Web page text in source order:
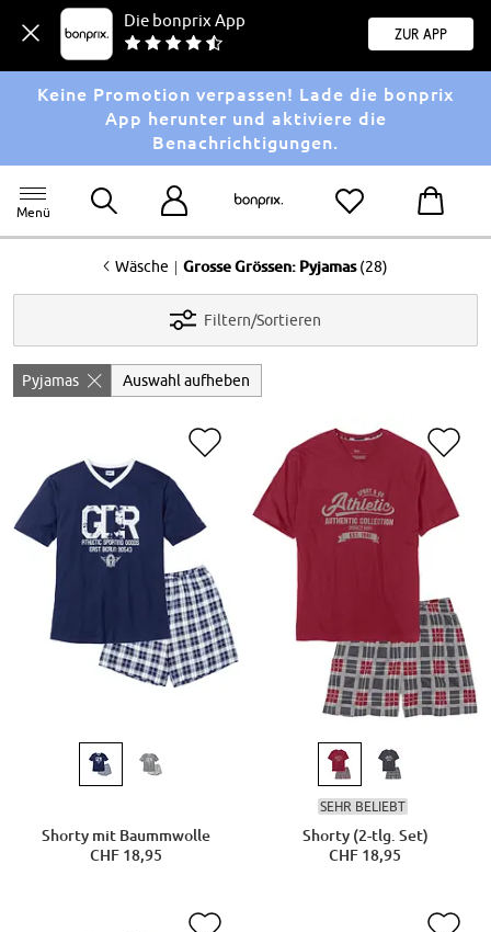
Die bonprix App
Zur App
Keine Promotion verpassen! Lade die bonprix
App herunter und aktiviere die
Benachrichtigungen.
Menü
<Wäsche | Grosse Grössen: Pyjamas (28)
Filtern/Sortieren
Pyjamas Auswahl aufheben
Shorty mit Baummwolle
CHF 18,95
SEHR BELIEBT
Shorty (2-tlg. Set)
CHF 18,95